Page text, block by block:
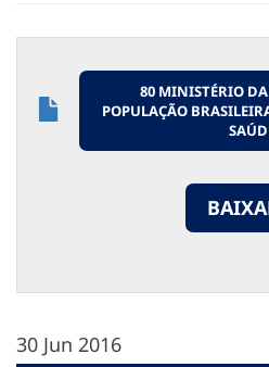
80 MINISTÉRIO DA
POPULAÇÃO
30 Jun 2016